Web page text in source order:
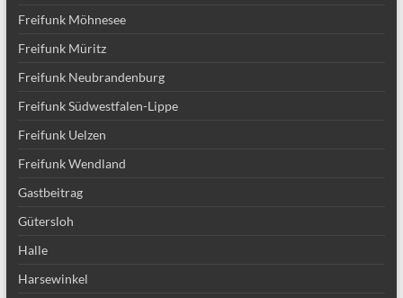
Freifunk Möhnesee
Freifunk Müritz
Freifunk Neubrandenburg
Freifunk Südwestfalen-Lippe
Freifunk Uelzen
Freifunk Wendland
Gastbeitrag
Gütersloh
Halle
Harsewinkel